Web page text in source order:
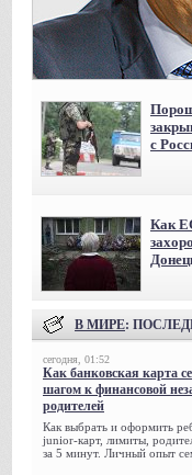
с
Как
В МИРЕ:
сегодня, 01:52
Как банковская карта
шагом к финансовой
родителей
Как выбрать и оформить
junior-карт, лимиты,
за 5 минут. Личный опыт